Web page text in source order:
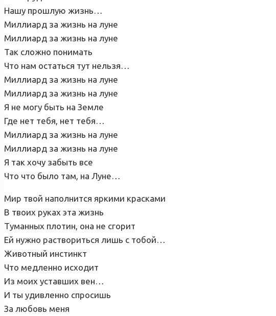
Нашу прошлую жизнь…
Миллиард за жизнь на луне
Миллиард за жизнь на луне
Так сложно понимать
Что нам остаться тут нельзя…
Миллиард за жизнь на луне
Миллиард за жизнь на луне
Я не могу быть на Земле
Где нет тебя, нет тебя…
Миллиард за жизнь на луне
Миллиард за жизнь на луне
Я так хочу забыть все
Что что было там, на Луне…
Мир твой наполнится яркими красками
В твоих руках эта жизнь
Туманных плотин, она не сгорит
Ей нужно раствориться лишь с тобой…
Животный инстинкт
Что медленно исходит
Из моих уставших вен…
И ты удивленно спросишь
За любовь меня